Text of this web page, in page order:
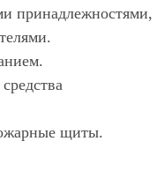
принадлежностями,
щиты.